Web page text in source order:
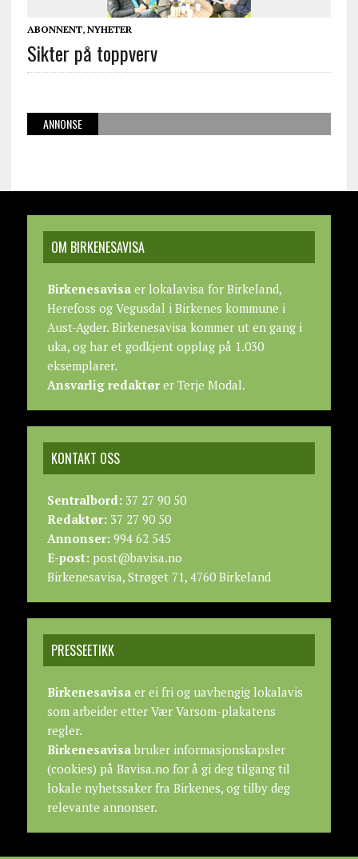
ABONNENT, NYHETER
Sikter på toppverv
ANNONSE
OM BIRKENESAVISA
Birkenesavisaer lokalavisa for Birkeland,
Herefoss og Vegusdal i Birkenes kommune i
Aust-Agder. Birkenesavisa kommer ut en gang i
uka, og har et godkjent opplag på 1.030
eksemplarer.
Ansvarlig redaktører Terje Modal.
KONTAKT OSS
Sentralbord:37 27 90 50
Redaktør:37 27 90 50
Annonser:994 62 545
E-post:post@bavisa.no
Birkenesavisa, Strøget 71, 4760 Birkeland
PRESSEETIKK
Birkenesavisaer ei fri og uavhengig lokalavis
som arbeider etter Vær Varsom-plakatens
regler.
Birkenesavisabruker informasjonskapsler
(cookies) på Bavisa.no for å gi deg tilgang til
lokale nyhetssaker fra Birkenes, og tilby deg
relevante annonser.